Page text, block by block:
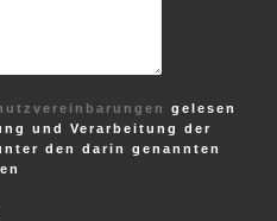
gelesen
und Verarbeitung der
den darin genannten